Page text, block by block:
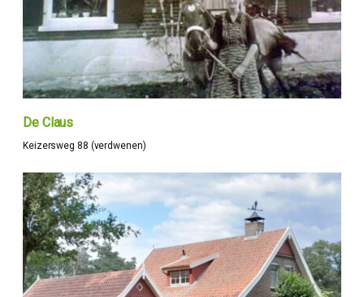
De Claus
Keizersweg 88 (verdwenen)